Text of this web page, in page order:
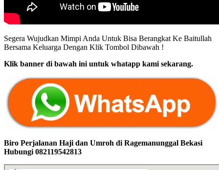
Segera Wujudkan Mimpi Anda Untuk Bisa Berangkat Ke Baitullah
Bersama Keluarga Dengan Klik Tombol Dibawah !
Klik banner di bawah ini untuk whatapp kami sekarang.
Biro Perjalanan Haji dan Umroh di Ragemanunggal Bekasi
Hubungi 082119542813